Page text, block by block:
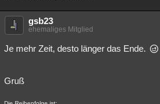
gsb23
ehemaliges Mitglied
Je mehr Zeit, desto länger das Ende.
Gruß